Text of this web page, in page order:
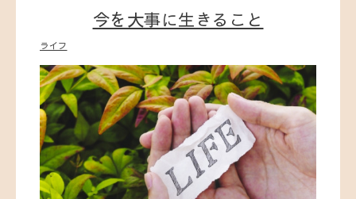
今を大事に生きること
ライフ